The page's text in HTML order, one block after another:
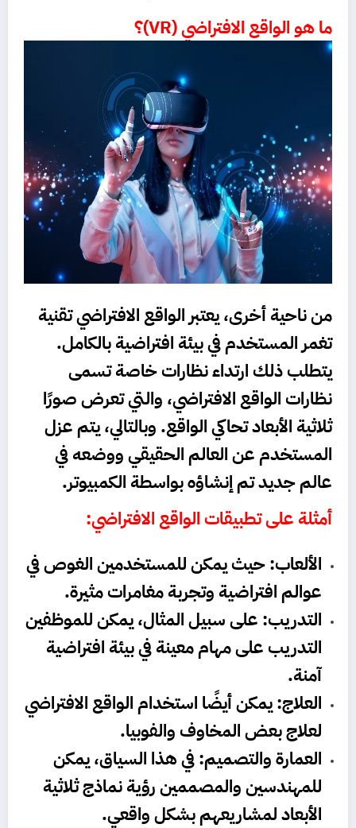
ما هو الواقع الافتراضي (VR)؟
من ناحية أخرى، يعتبر الواقع الافتراضي تقنية
تغمر المستخدم في بيئة افتراضية بالكامل.
يتطلب ذلك ارتداء نظارات خاصة تسمى
نظارات الواقع الافتراضي، والتي تعرض صورًا
ثلاثية الأبعاد تحاكي الواقع. وبالتالي، يتم عزل
المستخدم عن العالم الحقيقي ووضعه في
عالم جديد تم إنشاؤه بواسطة الكمبيوتر.
أمثلة على تطبيقات الواقع الافتراضي:
الألعاب: حيث يمكن للمستخدمين الغوص في
عوالم افتراضية وتجربة مغامرات مثيرة.
التدريب: على سبيل المثال، يمكن للموظفين
التدريب على مهام معينة في بيئة افتراضية
آمنة.
العلاج: يمكن أيضًا استخدام الواقع الافتراضي
لعلاج بعض المخاوف والفوبيا.
العمارة والتصميم: في هذا السياق، يمكن
للمهندسين والمصممين رؤية نماذج ثلاثية
الأبعاد لمشاريعهم بشكل واقعي.